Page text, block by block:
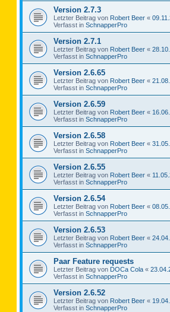
Version 2.7.3
Letzter Beitrag von Robert Beer «
Verfasst in SchnapperPro
Version 2.7.1
Letzter Beitrag von Robert Beer «
Verfasst in SchnapperPro
Version 2.6.65
Letzter Beitrag von Robert Beer «
Verfasst in SchnapperPro
Version 2.6.59
Letzter Beitrag von Robert Beer «
Verfasst in SchnapperPro
Version 2.6.58
Letzter Beitrag von Robert Beer «
Verfasst in SchnapperPro
Version 2.6.55
Letzter Beitrag von Robert Beer «
Verfasst in SchnapperPro
Version 2.6.54
Letzter Beitrag von Robert Beer «
Verfasst in SchnapperPro
Version 2.6.53
Letzter Beitrag von Robert Beer «
Verfasst in SchnapperPro
Paar Feature requests
Letzter Beitrag von DOCa Cola «
Verfasst in SchnapperPro
Version 2.6.52
Letzter Beitrag von Robert Beer «
Verfasst in SchnapperPro